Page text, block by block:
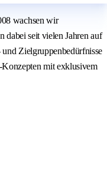
wachsen wir
dabei seit vielen Jahren auf
Zielgruppenbedürfnisse
mit exklusivem